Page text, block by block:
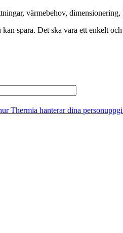
värmebehov,
spara. Det ska vara ett enkelt
Thermia hanterar dina